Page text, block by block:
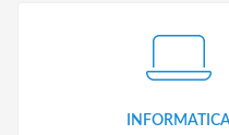
INFORMATICA